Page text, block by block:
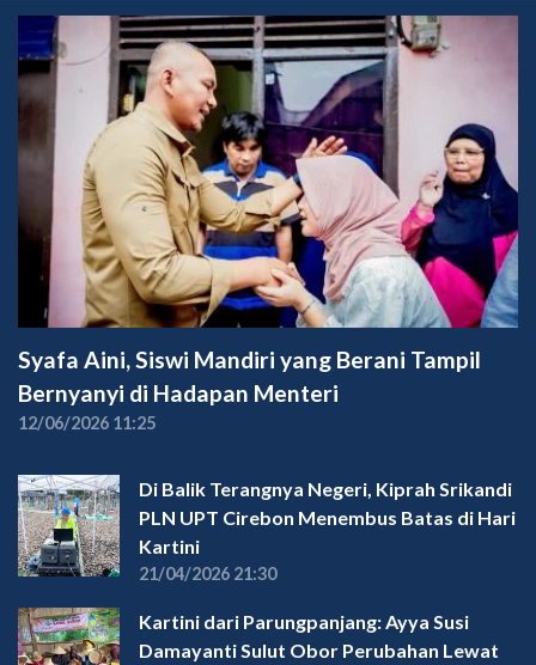
Syafa Aini, Siswi Mandiri yang Berani Tampil
Bernyanyi di Hadapan Menteri
12/06/2026 11:25
Di Balik Terangnya Negeri, Kiprah Srikandi
PLN UPT Cirebon Menembus Batas di Hari
Kartini
21/04/2026 21:30
Kartini dari Parungpanjang: Ayya Susi
Damayanti Sulut Obor Perubahan Lewat